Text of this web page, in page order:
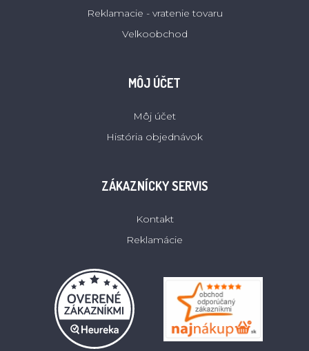
Reklamacie - vratenie tovaru
Velkoobchod
MÔJ ÚČET
Môj účet
História objednávok
ZÁKAZNÍCKY SERVIS
Kontakt
Reklamácie